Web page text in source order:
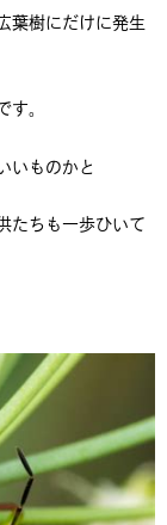
葉樹にだけに発生
。
いものかと
たちも一歩ひいて